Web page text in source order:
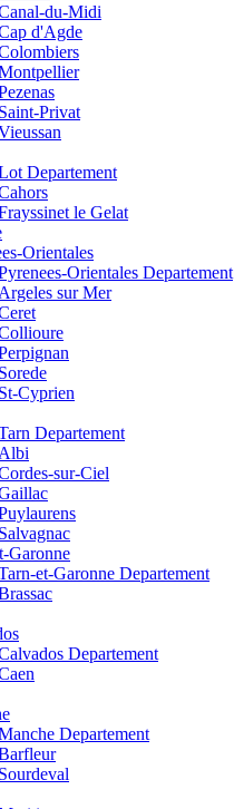
du-Midi
d'Agde
Saint-Privat
Departement
le Gelat
Orientales
Orientales Departement
Argeles sur Mer
Sorede
St-Cyprien
Departement
Albi
sur-Ciel
Salvagnac
Garonne
et-Garonne Departement
Departement
Departement
Sourdeval